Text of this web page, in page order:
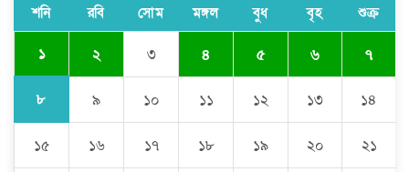
অধ্যক্ষ নজরুল ইসলাম
ঠাকুরগাঁওয়ে ইজিবাইক চোরচক্রের ৩ সদস্য
গ্রেপ্তার, বিপুল পরিমাণ যন্ত্রাংশ উদ্ধার ‎
মুন্সীগঞ্জের টংগীবাড়ীতে ৭ ফুট ৬ ইঞ্চি উচ্চতার
শনি রবি সোম মঙ্গল বুধ বৃহ শুক্র
১ ২ ৩ ৪ ৫ ৬ ৭
৮ ৯ ১০ ১১ ১২ ১৩ ১৪
১৫ ১৬ ১৭ ১৮ ১৯ ২০ ২১